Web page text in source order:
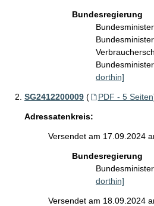
Bundesregierung
dorthin]
SG2412200009 ( PDF - 5 Seiten
Adressatenkreis:
Versendet am 17.09.2024
Bundesregierung
dorthin]
Versendet am 18.09.2024